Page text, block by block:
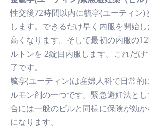
性交後72時間以内に毓亭(ユーティン)
します。できるだけ早く内服を開始
高くなります。そして最初の内服の
ルトンを 2錠目内服します。これだ
了です。
毓亭(ユーティン)は産婦人科で日常的
ルモン剤の一つです。緊急避妊法と
合には一般のピルと同様に保険が効
になります。